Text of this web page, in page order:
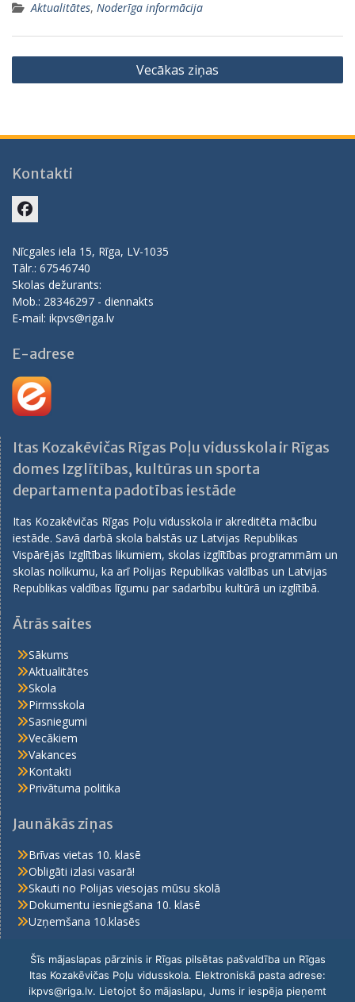
Aktualitātes, Noderīga informācija
Ziņu
navigācija
Vecākas ziņas
Kontakti
Nīcgales iela 15, Rīga, LV-1035
Tālr.: 67546740
Skolas dežurants:
Mob.: 28346297 - diennakts
E-mail: ikpvs@riga.lv
E-adrese
Itas Kozakēvičas Rīgas Poļu vidusskola ir Rīgas
domes Izglītības, kultūras un sporta
departamenta padotības iestāde
Itas Kozakēvičas Rīgas Poļu vidusskola ir akreditēta mācību
iestāde. Savā darbā skola balstās uz Latvijas Republikas
Vispārējās Izglītības likumiem, skolas izglītības programmām un
skolas nolikumu, ka arī Polijas Republikas valdības un Latvijas
Republikas valdības līgumu par sadarbību kultūrā un izglītībā.
Ātrās saites
Sākums
Aktualitātes
Skola
Pirmsskola
Sasniegumi
Vecākiem
Vakances
Kontakti
Privātuma politika
Jaunākās ziņas
Brīvas vietas 10. klasē
Obligāti izlasi vasarā!
Skauti no Polijas viesojas mūsu skolā
Dokumentu iesniegšana 10. klasē
Uzņemšana 10.klasēs
Sākums Aktualitātes Skola
Pirmsskola
Šīs mājaslapas pārzinis ir Rīgas pilsētas pašvaldība un Rīgas
Itas Kozakēvičas Poļu vidusskola. Elektroniskā pasta adrese:
ikpvs@riga.lv. Lietojot šo mājaslapu, Jums ir iespēja pieņemt